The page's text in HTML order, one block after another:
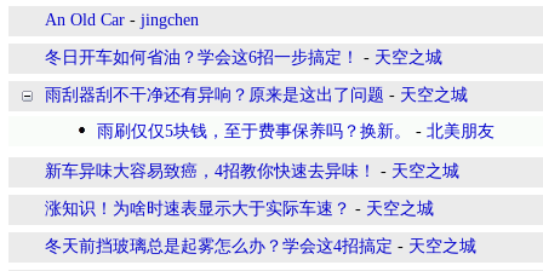
An Old Car - jingchen
冬日开车如何省油？学会这6招一步搞定！ - 天空之城
雨刮器刮不干净还有异响？原来是这出了问题 - 天空之城
雨刷仅仅5块钱，至于费事保养吗？换新。
- 北美朋友
新车异味大容易致癌，4招教你快速去异味！ - 天空之城
涨知识！为啥时速表显示大于实际车速？ - 天空之城
冬天前挡玻璃总是起雾怎么办？学会这4招搞定 - 天空之城